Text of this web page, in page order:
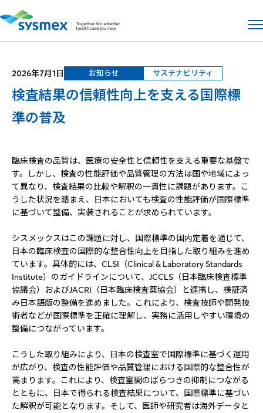
サイト
メ
2026年7月1日 お知らせ サステナビリティ
検査結果の信頼性向上を支える国際標
準の普及
臨床検査の品質は、医療の安全性と信頼性を支える重要な基盤で
す。しかし、検査の性能評価や品質管理の方法は国や地域によっ
て異なり、検査結果の比較や解釈の一貫性に課題があります。こ
うした状況を踏まえ、日本においても検査の性能評価が国際標準
に基づいて整備、実装されることが求められています。
シスメックスはこの課題に対し、国際標準の国内定着を通じて、
日本の臨床検査の国際的な整合性向上を目指した取り組みを進め
ています。具体的には、CLSI（Clinical & Laboratory Standards
Institute）のガイドラインについて、JCCLS（日本臨床検査標準
協議会）およびJACRI（日本臨床検査薬協会）と連携し、検証済
み日本語版の整備を進めました。これにより、検査技師や開発技
術者などが国際標準を正確に理解し、実務に活用しやすい環境の
整備につながっています。
こうした取り組みにより、日本の検査室で国際標準に基づく運用
が広がり、検査の性能評価や品質管理における国際的な整合性が
高まります。これにより、検査室間のばらつきの抑制につながる
とともに、日本で得られる検査結果について、国際標準に基づい
た解釈が可能となります。そして、医師や研究者は海外データと